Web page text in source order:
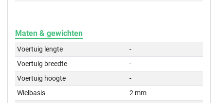
Maten & gewichten
Voertuig lengte
-
Voertuig breedte
-
Voertuig hoogte
-
Wielbasis
2 mm